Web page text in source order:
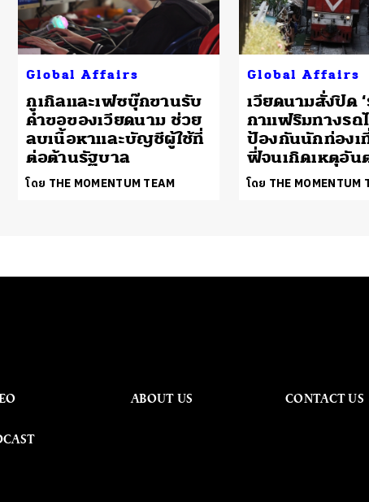
Global Affairs
กูเกิลและเฟซบุ๊กขานรับ
คำขอของเวียดนาม ช่วย
ลบเนื้อหาและบัญชีผู้ใช้ที่
ต่อต้านรัฐบาล
โดย THE MOMENTUM TEAM
Global Affairs
เวียดนามสั่งปิด
กาแฟริมทางรถ
ป้องกันนักท่องเ
ฟี่จนเกิดเหตุอัน
โดย THE MOMENTUM
ABOUT US CONTACT US